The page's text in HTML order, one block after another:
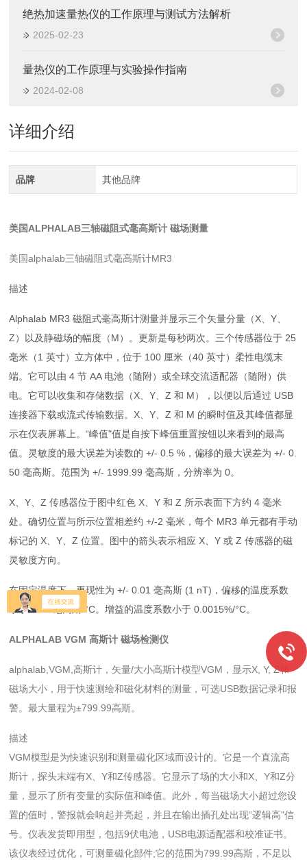
绝热加速量热仪的工作原理与测试方法解析
2025-02-23
量热仪的工作原理与实验操作指南
2024-02-08
详细介绍
品牌 其他品牌
美国ALPHALAB三轴磁阻式毫高斯计 磁场测量
美国alphalab三轴磁阻式毫高斯计MR3
描述
Alphalab MR3 磁阻式毫高斯计测量并显示三个矢量分量（X、Y、
Z）以及静磁场的幅度（M）。更新是每秒两次。三个传感器位于 25
毫米（1 英寸）立方体中，位于 100 厘米（40 英寸）柔性电缆末
端。它可以由 4 节 AA 电池（随附）或全球交流适配器（随附）供
电。它可以收集和存储数据（X、Y、Z 和 M），以便以后通过 USB
连接器下载或流式传输数据。X、Y、Z 和 M 的瞬时值及其峰值都显
示在仪表屏幕上。“峰值"值是自按下峰值重置按钮以来看到的最高
值。灵敏度的最大误差为读数的 +/- 0.5 %，偏移的最大误差为 +/- 0.
50 毫高斯。范围为 +/- 1999.99 毫高斯，分辨率为 0。
X、Y、Z 传感器位于图中红色 X、Y 和 Z 所示表面下方约 4 毫米
处。确切位置与所示位置相差约 +/-2 毫米，每个 MR3 单元都有手动
标记的 X、Y、Z 位置。图中的箭头表示相应 X、Y 或 Z 传感器的磁
灵敏度方向。
在固定温度下，再现性为 +/- 0.01 毫高斯 (1 nT)，偏移的温度系数
小于 0.01 毫高斯/°C。增益的温度系数小于 0.0015%/°C。
ALPHALAB VGM 高斯计 磁场检测仪
alphalab,VGM,高斯计，矢量/大小高斯计模型VGM，显示X, Y, Z和
磁场大小，用于快速测绘和磁化材料的测量，可选USB数据记录和报
警。最大量程为±799.99高斯。
描述
VGM模型是为快速识别和测量磁化区域而设计的。它是一个直流高
斯计，探头末端有X、Y和Z传感器。它显示了场的大小和X、Y和Z分
量，显示了所有变量的实际值和峰值。此外，每当磁场大小超过您设
置的值时，警报就会响起并亮起，并且在输出插孔处出现“逻辑高"信
号。仪表发货即用型，包括9伏电池，USB电源适配器和校准证书。
该仪表经过优化，可测量磁化部件;它的范围为799.99高斯，不足以